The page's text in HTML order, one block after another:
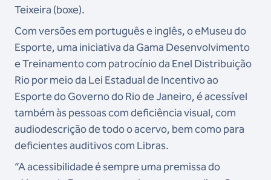
Teixeira (boxe).
Com versões em português e inglês, o eMuseu do
Esporte, uma iniciativa da Gama Desenvolvimento
e Treinamento com patrocínio da Enel Distribuição
Rio por meio da Lei Estadual de Incentivo ao
Esporte do Governo do Rio de Janeiro, é acessível
também às pessoas com deficiência visual, com
audiodescrição de todo o acervo, bem como para
deficientes auditivos com Libras.
“A acessibilidade é sempre uma premissa do